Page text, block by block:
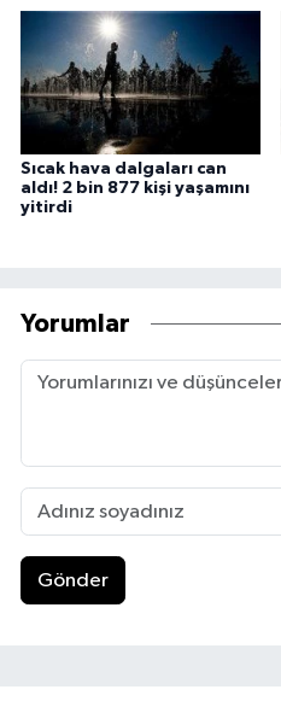
Sıcak hava dalgaları can
aldı! 2 bin 877 kişi yaşamını
yitirdi
Yorumlar
Gönder